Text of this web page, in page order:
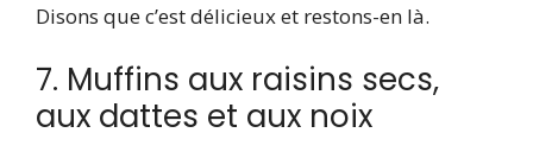
Disons que c’est délicieux et restons-en là.
7. Muffins aux raisins secs,
aux dattes et aux noix